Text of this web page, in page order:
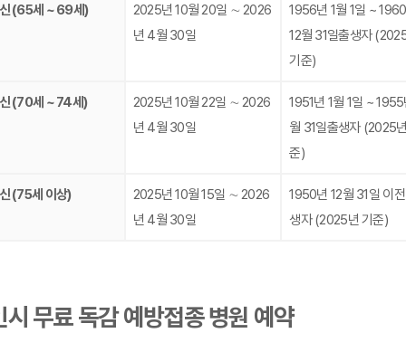
(65세 ~ 69세)
2025년 10월 20일 ∼ 2026
년 4월 30일
1956년 1월 1일 ~
12월 31일출생자
기준)
(70세 ~ 74세)
2025년 10월 22일 ∼ 2026
년 4월 30일
1951년 1월 1일 ~ 1955
월 31일출생자 (2025년
준)
(75세 이상)
2025년 10월 15일 ∼ 2026
년 4월 30일
1950년 12월 31일 이
생자 (2025년 기준)
시 무료 독감 예방접종 병원 예약